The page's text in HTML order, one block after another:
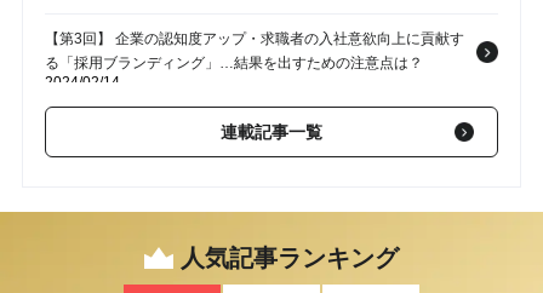
【第3回】 企業の認知度アップ・求職者の入社意欲向上に貢献す
る「採用ブランディング」…結果を出すための注意点は？
2024/02/14
【第2回】 「コアメンバー＝正社員」は時代遅れ？…いま、日本
企業が“柔軟な”雇用制度を取り入れるべき理由
2023/12/05
連載記事一覧
人気記事ランキング